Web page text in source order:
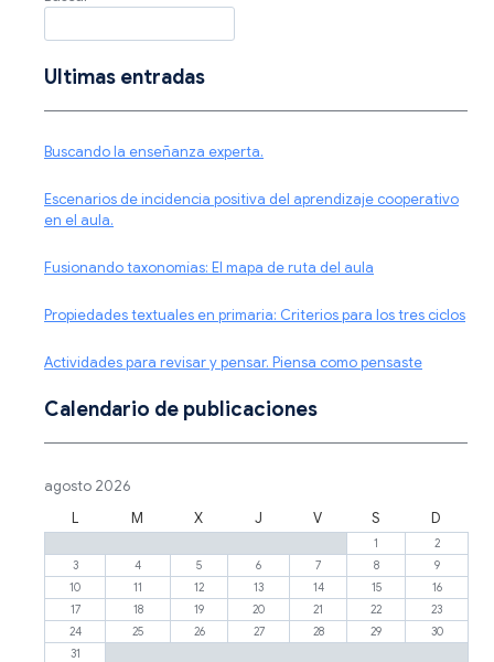
Ultimas entradas
Buscando la enseñanza experta.
Escenarios de incidencia positiva del aprendizaje cooperativo
en el aula.
Fusionando taxonomías: El mapa de ruta del aula
Propiedades textuales en primaria: Criterios para los tres ciclos
Actividades para revisar y pensar. Piensa como pensaste
Calendario de publicaciones
agosto 2026
L
M X J V S D
1
2
3
4 5 6 7 8
9
10
11 12 13 14 15
16
17
18 19 20 21 22
23
24
25 26 27 28 29
30
31